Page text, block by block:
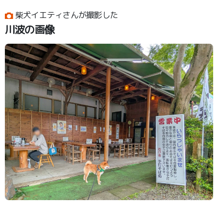
柴犬イエティさんが撮影した
川波の画像